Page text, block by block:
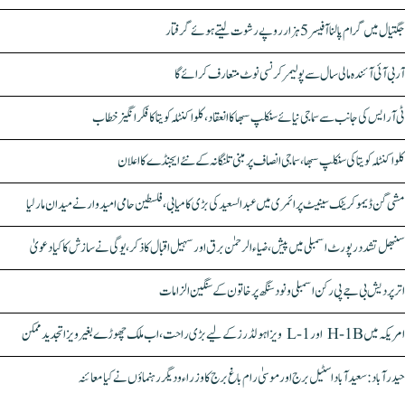
جگتیال میں گرام پالنا آفیسر 5 ہزار روپے رشوت لیتے ہوئے گرفتار
آر بی آئی آئندہ مالی سال سے پولیمر کرنسی نوٹ متعارف کرائے گا
ٹی آر ایس کی جانب سے سماجی نیائے سنکلپ سبھا کا انعقاد، کلواکنٹلہ کویتا کا فکر انگیز خطاب
کلواکنٹلہ کویتا کی سنکلپ سبھا، سماجی انصاف پر مبنی تلنگانہ کے نئے ایجنڈے کا اعلان
مشی گن ڈیموکریٹک سینیٹ پرائمری میں عبدالسعید کی بڑی کامیابی، فلسطین حامی امیدوار نے میدان مار لیا
سنبھل تشدد رپورٹ اسمبلی میں پیش، ضیاء الرحمٰن برق اور سہیل اقبال کا ذکر، یوگی نے سازش کا کیا دعویٰ
اتر پردیش بی جے پی رکن اسمبلی ونود سنگھ پر خاتون کے سنگین الزامات
امریکہ میں H-1B اور L-1 ویزا ہولڈرز کے لیے بڑی راحت، اب ملک چھوڑے بغیر ویزا تجدید ممکن
حیدرآباد: سعیدآباد اسٹیل برج اور موسیٰ رام باغ برج کا وزراء و دیگر رہنماؤں نے کیا معائنہ